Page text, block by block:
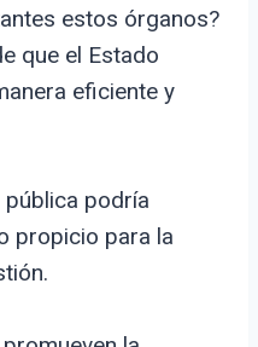
estos órganos?
que el Estado
eficiente y
pública podría
propicio para la